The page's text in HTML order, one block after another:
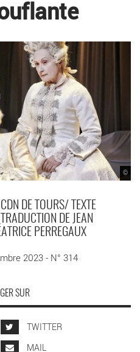
©
DE TOURS/ TEXTE
DE JEAN
PERREGAUX
2023 - N° 314
SUR
TWITTER
MAIL